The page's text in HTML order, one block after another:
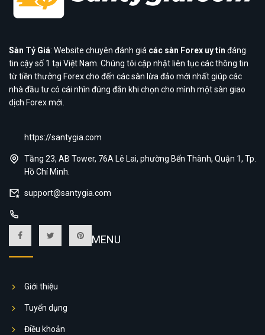
Sàn Tỷ Giá: Website chuyên đánh giá các sàn Forex uy tín đáng
tin cậy số 1 tại Việt Nam. Chúng tôi cập nhật liên tục các thông tin
từ tiền thưởng Forex cho đến các sàn lừa đảo mới nhất giúp các
nhà đầu tư có cái nhìn đúng đắn khi chọn cho mình một sàn giao
dịch Forex mới.
https://santygia.com
Tầng 23, AB Tower, 76A Lê Lai, phường Bến Thành, Quận 1, Tp.
Hồ Chí Minh.
support@santygia.com
MENU
Giới thiệu
Tuyển dụng
Điều khoản